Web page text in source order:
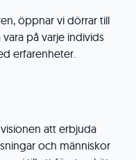
öppnar vi dörrar till
på varje individs
erfarenheter.
att erbjuda
och människor